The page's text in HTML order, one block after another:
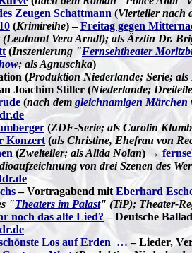
Zeugen Schattmann (Vierteiler nach
(Krimireihe) –Freitag gegen
(Leutnant Vera Arndt); als Ärztin Dr.
(Inszenierung "Fernsehtheater
; als Agnuschka)
(Produktion Niederlande; Serie; als
Joachim Stiller (Niederlande;
(nach dem gleichnamigen Märchen
(ZDF-Serie; als Carolin
Konzert (als Christine, Ehefrau von
(Zweiteiler; als Alida Nolan) →
von drei Szenen des
– Vortragabend mit Eberhard
"Theaters im Palast" (TiP); Theater-
noch das alte Lied?– Deutsche
Los auf Erden … – Lieder,